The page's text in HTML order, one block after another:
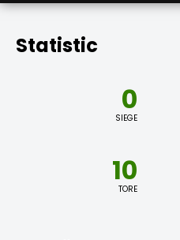
Statistic
0
SIEGE
10
TORE